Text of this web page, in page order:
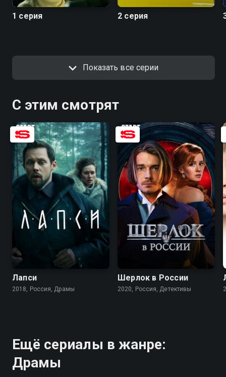
1 серия 2 серия
Показать все серии
С этим смотрят
7.5
Лапси
2018, Россия, Драмы
5.7
Шерлок в России
2020, Россия, Детективы
Ещё сериалы в жанре:
Драмы